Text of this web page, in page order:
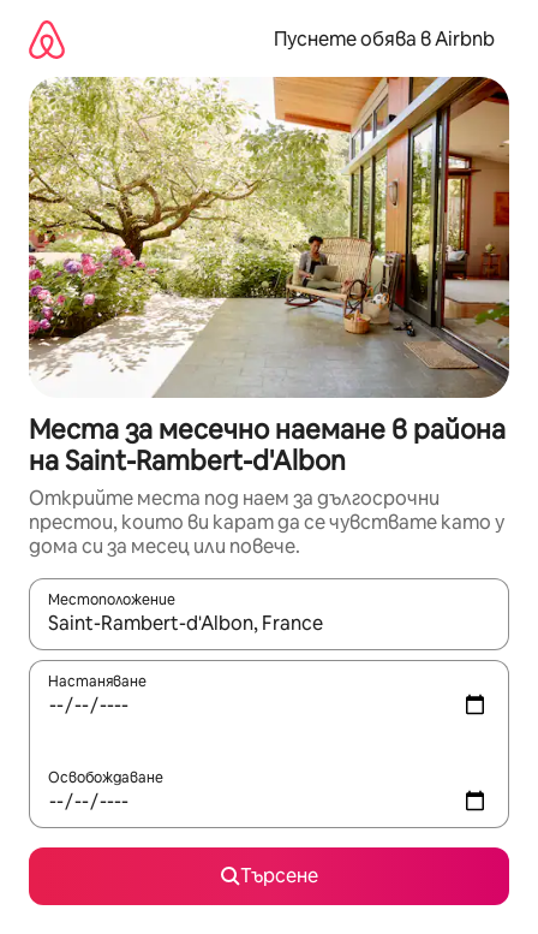
съдържанието
Пуснете обява в Airbnb
Места за месечно наемане в района
на Saint-Rambert-d'Albon
Открийте места под наем за дългосрочни
престои, които ви карат да се чувствате като у
дома си за месец или повече.
Местоположение
Когато резултатите се покажат, използвайте
Настаняване
Освобождаване
Търсене